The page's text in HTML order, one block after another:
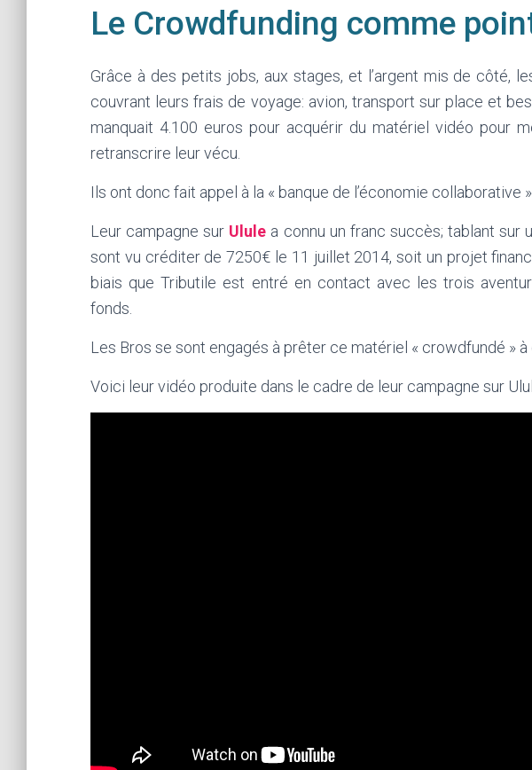
Le Crowdfunding comme
Grâce à des petits jobs, aux stages, et l’argent mis de côté,
couvrant leurs frais de voyage: avion, transport sur place et
manquait 4.100 euros pour acquérir du matériel vidéo pour
retranscrire leur vécu.
Ils ont donc fait appel à la « banque de l’économie collaborative
Leur campagne sur Ulule a connu un franc succès; tablant sur
sont vu créditer de 7250€ le 11 juillet 2014, soit un projet
biais que Tributile est entré en contact avec les trois
fonds.
Les Bros se sont engagés à prêter ce matériel « crowdfundé »
Voici leur vidéo produite dans le cadre de leur campagne sur